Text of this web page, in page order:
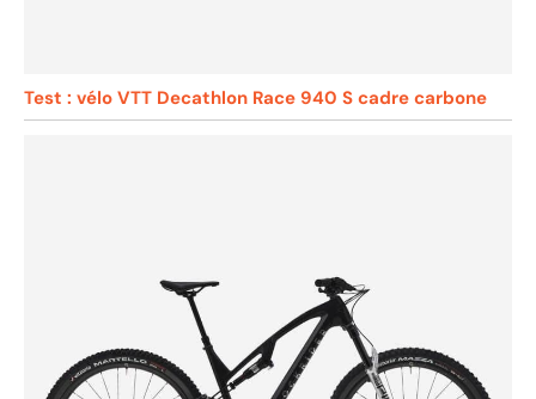
Test : vélo VTT Decathlon Race 940 S cadre carbone